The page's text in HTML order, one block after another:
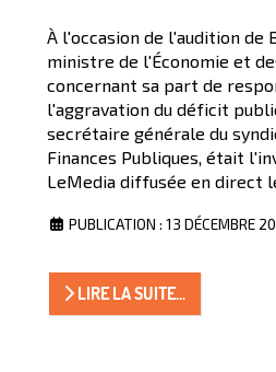
À l'occasion de l'audition de
ministre de l'Économie et
concernant sa part de
l'aggravation du déficit
secrétaire générale du
Finances Publiques, était
LeMedia diffusée en direct
PUBLICATION : 13 DÉCEMBRE
LIRE LA SUITE...